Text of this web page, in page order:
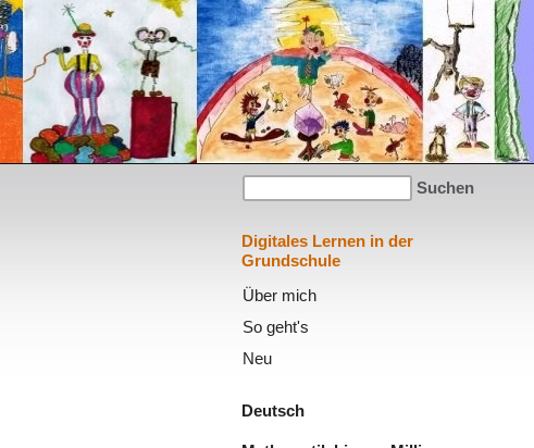
Digitales Lernen in der
Grundschule
Über mich
So geht's
Neu
Deutsch